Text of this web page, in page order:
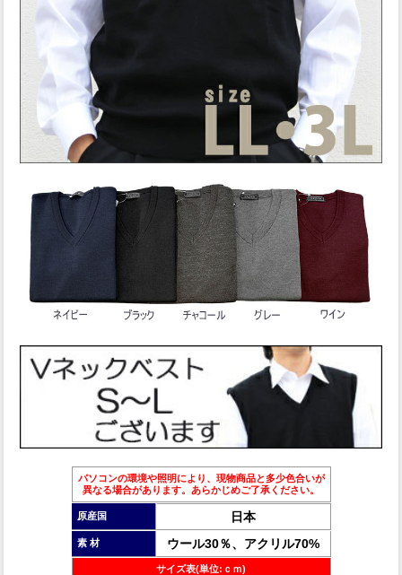
パソコンの環境や照明により、現物商品と多少色合いが
異なる場合があります。あらかじめご了承ください。
原産国 日本
素 材 ウール30％、アクリル70%
サイズ表(単位:ｃｍ)